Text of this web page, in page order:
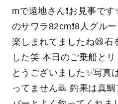
mで遠地さん❗️お見事で
のサワラ82cm❗️8人グル
楽しまれてましたね😆石
した笑 本日のご乗船と
とうございました✨写真
ってません🙇 釣果は真